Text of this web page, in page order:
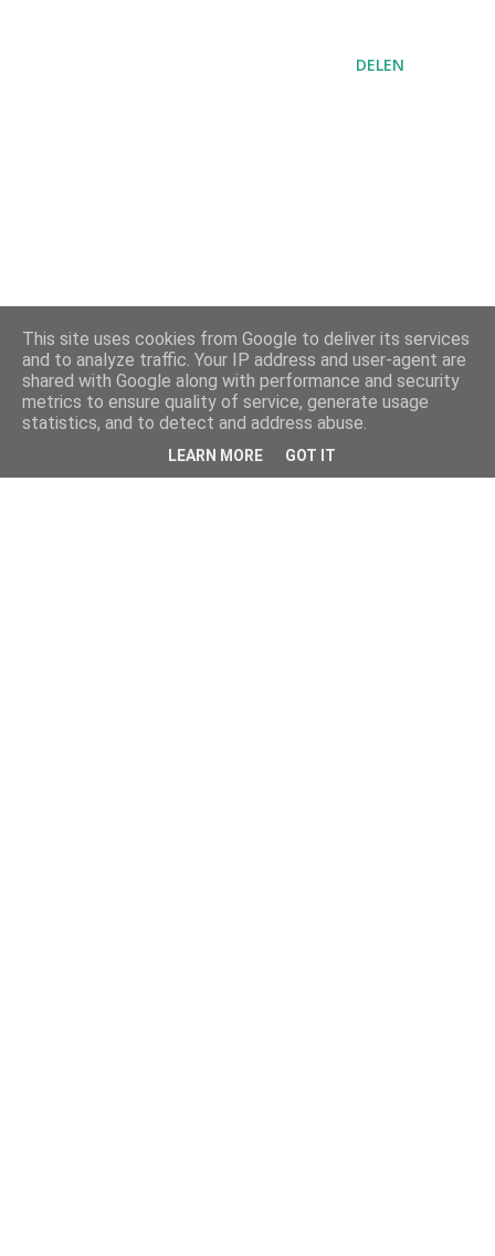
DELEN
This site uses cookies from Google to deliver its services
and to analyze traffic. Your IP address and user-agent are
shared with Google along with performance and security
metrics to ensure quality of service, generate usage
statistics, and to detect and address abuse.
LEARN MORE GOT IT